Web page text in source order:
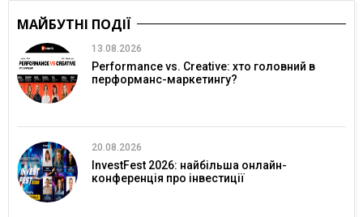
МАЙБУТНІ ПОДІЇ
13.08.2026
Performance vs. Creative: хто головний в
перформанс-маркетингу?
20.08.2026
InvestFest 2026: найбільша онлайн-
конференція про інвестиції